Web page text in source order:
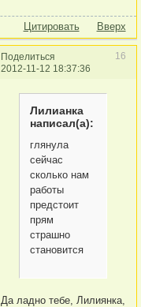
Цитировать Вверх
Поделиться
16
2012-11-12 18:37:36
Лилианка
написал(а):
глянула
сейчас
сколько нам
работы
предстоит
прям
страшно
становится
Да ладно тебе, Лилиянка,